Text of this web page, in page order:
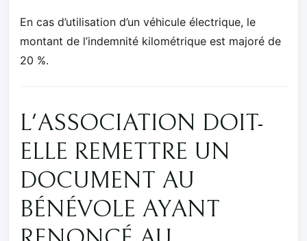
En cas d’utilisation d’un véhicule électrique, le
montant de l’indemnité kilométrique est majoré de
20 %.
L'ASSOCIATION DOIT-
ELLE REMETTRE UN
DOCUMENT AU
BÉNÉVOLE AYANT